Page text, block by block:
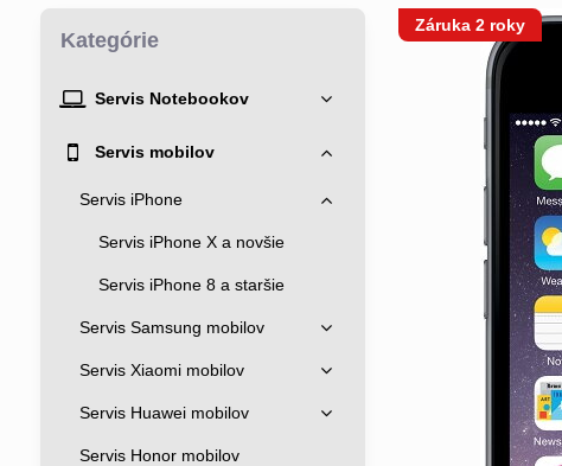
Záruka 2 roky
Kategórie
Servis Notebookov
Servis mobilov
Servis iPhone
Servis iPhone X a novšie
Servis iPhone 8 a staršie
Servis Samsung mobilov
Servis Xiaomi mobilov
Servis Huawei mobilov
Servis Honor mobilov